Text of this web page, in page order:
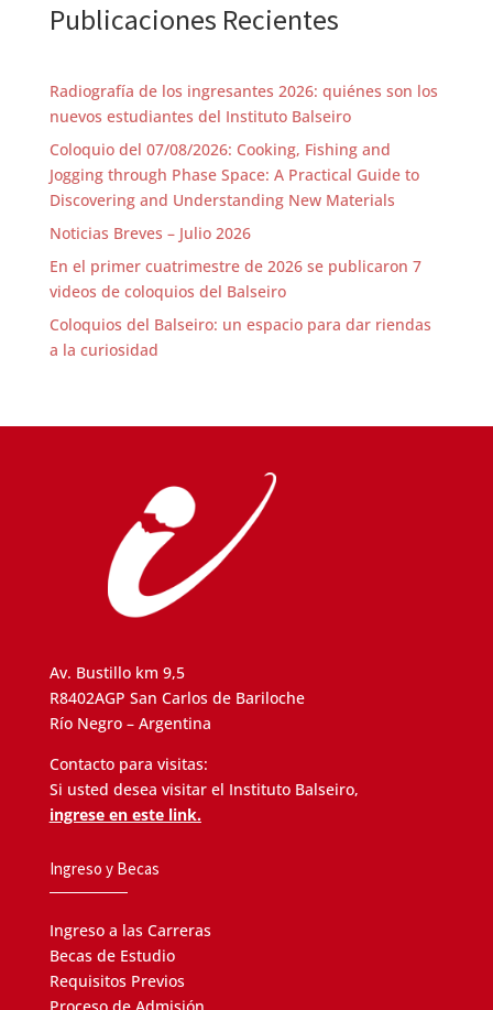
Publicaciones Recientes
Radiografía de los ingresantes 2026: quiénes son los
nuevos estudiantes del Instituto Balseiro
Coloquio del 07/08/2026: Cooking, Fishing and
Jogging through Phase Space: A Practical Guide to
Discovering and Understanding New Materials
Noticias Breves – Julio 2026
En el primer cuatrimestre de 2026 se publicaron 7
videos de coloquios del Balseiro
Coloquios del Balseiro: un espacio para dar riendas
a la curiosidad
Av. Bustillo km 9,5
R8402AGP San Carlos de Bariloche
Río Negro – Argentina
Contacto para visitas:
Si usted desea visitar el Instituto Balseiro,
ingrese en este link.
Ingreso y Becas
Ingreso a las Carreras
Becas de Estudio
Requisitos Previos